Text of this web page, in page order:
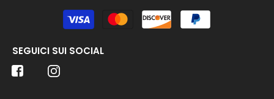
SEGUICI SUI SOCIAL